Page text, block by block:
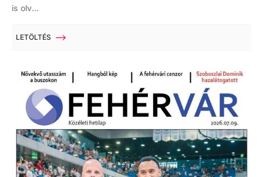
is olv...
LETÖLTÉS